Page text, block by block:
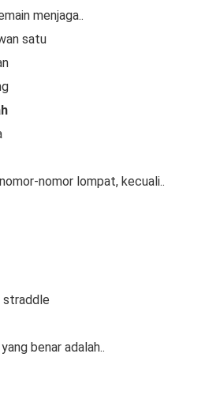
menjaga..
satu
nomor lompat, kecuali..
straddle
benar adalah..